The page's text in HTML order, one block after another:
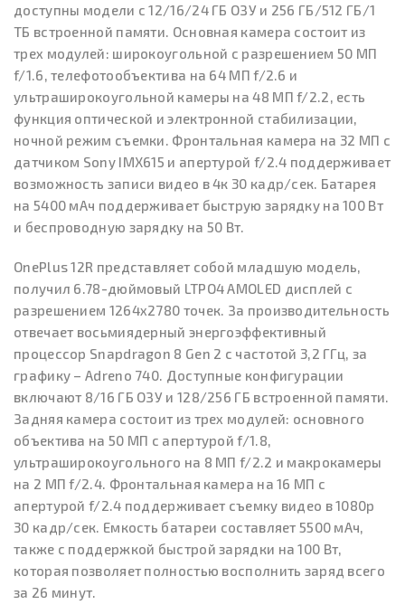
доступны модели с 12/16/24 ГБ ОЗУ и 256 ГБ/512 ГБ/1
ТБ встроенной памяти. Основная камера состоит из
трех модулей: широкоугольной с разрешением 50 МП
f/1.6, телефотообъектива на 64 МП f/2.6 и
ультраширокоугольной камеры на 48 МП f/2.2, есть
функция оптической и электронной стабилизации,
ночной режим съемки. Фронтальная камера на 32 МП с
датчиком Sony IMX615 и апертурой f/2.4 поддерживает
возможность записи видео в 4к 30 кадр/сек. Батарея
на 5400 мАч поддерживает быструю зарядку на 100 Вт
и беспроводную зарядку на 50 Вт.
OnePlus 12R представляет собой младшую модель,
получил 6.78-дюймовый LTPO4 AMOLED дисплей с
разрешением 1264x2780 точек. За производительность
отвечает восьмиядерный энергоэффективный
процессор Snapdragon 8 Gen 2 с частотой 3,2 ГГц, за
графику – Adreno 740. Доступные конфигурации
включают 8/16 ГБ ОЗУ и 128/256 ГБ встроенной памяти.
Задняя камера состоит из трех модулей: основного
объектива на 50 МП с апертурой f/1.8,
ультраширокоугольного на 8 МП f/2.2 и макрокамеры
на 2 МП f/2.4. Фронтальная камера на 16 МП с
апертурой f/2.4 поддерживает съемку видео в 1080p
30 кадр/сек. Емкость батареи составляет 5500 мАч,
также с поддержкой быстрой зарядки на 100 Вт,
которая позволяет полностью восполнить заряд всего
за 26 минут.